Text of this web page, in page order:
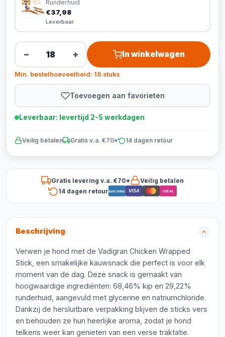
Runderhuid
€37,98
Leverbaar
− + In winkelwagen
Min. bestelhoeveelheid: 18 stuks
Toevoegen aan favorieten
Leverbaar: levertijd 2-5 werkdagen
Veilig betalen Gratis v.a. €70* 14 dagen retour
Gratis levering v.a. €70*
Veilig betalen
14 dagen retourBancontact VISA iDEAL
Beschrijving
Verwen je hond met de Vadigran Chicken Wrapped
Stick, een smakelijke kauwsnack die perfect is voor elk
moment van de dag. Deze snack is gemaakt van
hoogwaardige ingrediënten: 68,46% kip en 29,22%
runderhuid, aangevuld met glycerine en natriumchloride.
Dankzij de hersluitbare verpakking blijven de sticks vers
en behouden ze hun heerlijke aroma, zodat je hond
telkens weer kan genieten van een verse traktatie.